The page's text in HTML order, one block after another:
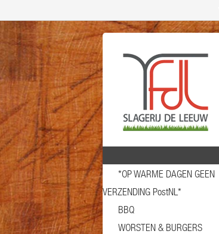
*OP WARME DAGEN GEEN
VERZENDING PostNL*
BBQ
WORSTEN & BURGERS